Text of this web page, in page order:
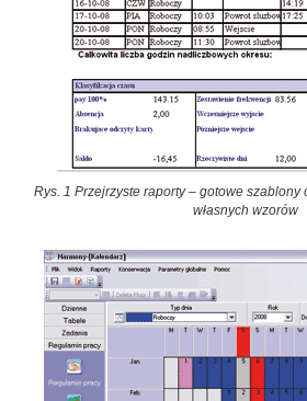
Rys. 1 Przejrzyste raporty – gotowe
własnych wzorów